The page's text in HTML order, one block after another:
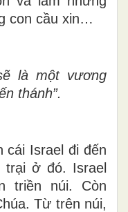
con cầu xin…
là một vương
thánh”.
cái Israel đi đến
trại ở đó. Israel
triền núi. Còn
Từ trên núi,